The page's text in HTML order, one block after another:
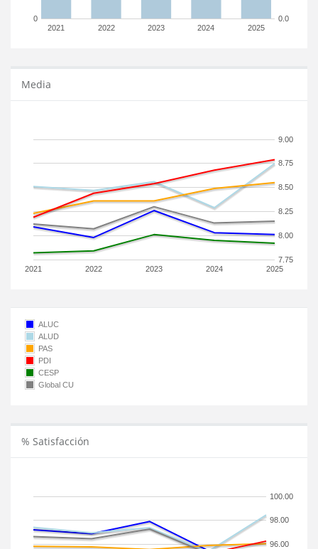
2021 2022 2023 2024 2025
0 0.0
Media
2021 2022 2023 2024 2025
7.75
8.00
8.25
8.50
8.75
9.00
ALUC
ALUD
PAS
PDI
CESP
Global CU
% Satisfacción
96.00
98.00
100.00